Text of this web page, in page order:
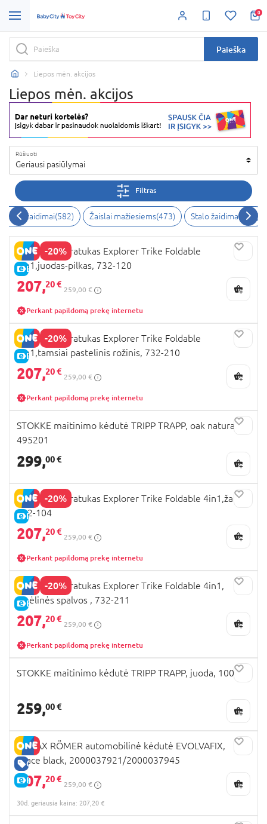
0
Paieška
Liepos mėn. akcijos
Liepos mėn. akcijos
Rūšiuoti
Geriausi pasiūlymai
Filtras
žaidimai(582) Žaislai mažiesiems(473) Stalo žaidimai 470 )
-20%
E-KAINA
GLOBBER triratukas Explorer Trike Foldable
4in1,juodas-pilkas, 732-120
207,20 €
259,00 €
Perkant papildomą prekę internetu
-20%
E-KAINA
GLOBBER triratukas Explorer Trike Foldable
4in1,tamsiai pastelinis rožinis, 732-210
207,20 €
259,00 €
Perkant papildomą prekę internetu
STOKKE maitinimo kėdutė TRIPP TRAPP, oak natural,
495201
299,00 €
-20%
E-KAINA
GLOBBER triratukas Explorer Trike Foldable 4in1,žalias,
732-104
207,20 €
259,00 €
Perkant papildomą prekę internetu
-20%
E-KAINA
GLOBBER triratukas Explorer Trike Foldable 4in1,
smėlinės spalvos , 732-211
207,20 €
259,00 €
Perkant papildomą prekę internetu
STOKKE maitinimo kėdutė TRIPP TRAPP, juoda, 100103
259,00 €
GERA KAINA
E-KAINA
BRITAX RÖMER automobilinė kėdutė EVOLVAFIX,
space black, 2000037921/2000037945
207,20 €
259,00 €
30d. geriausia kaina: 207,20 €